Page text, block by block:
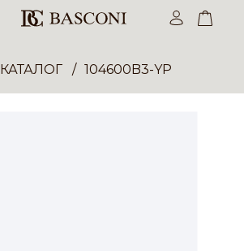
КАТАЛОГ 104600B3-YP